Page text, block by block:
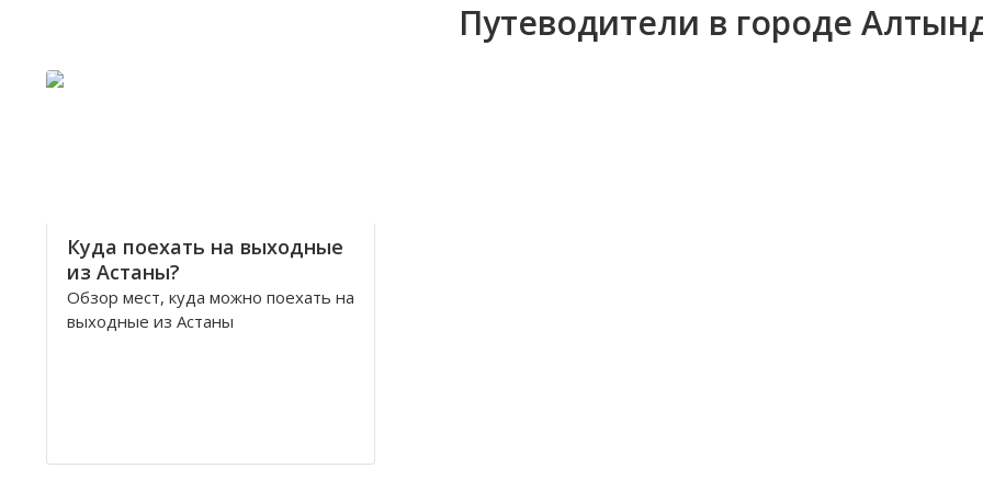
Путеводители в городе
Куда поехать на выходные
из Астаны?
Обзор мест, куда можно поехать на
выходные из Астаны